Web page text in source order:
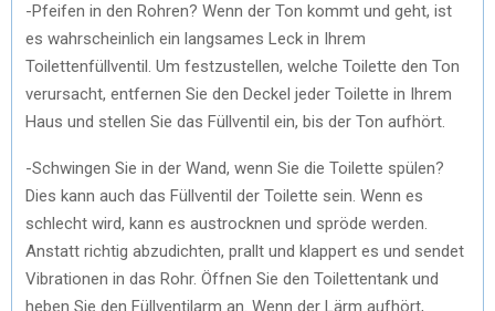
-Pfeifen in den Rohren? Wenn der Ton kommt und geht, ist
es wahrscheinlich ein langsames Leck in Ihrem
Toilettenfüllventil. Um festzustellen, welche Toilette den Ton
verursacht, entfernen Sie den Deckel jeder Toilette in Ihrem
Haus und stellen Sie das Füllventil ein, bis der Ton aufhört.
-Schwingen Sie in der Wand, wenn Sie die Toilette spülen?
Dies kann auch das Füllventil der Toilette sein. Wenn es
schlecht wird, kann es austrocknen und spröde werden.
Anstatt richtig abzudichten, prallt und klappert es und sendet
Vibrationen in das Rohr. Öffnen Sie den Toilettentank und
heben Sie den Füllventilarm an. Wenn der Lärm aufhört,